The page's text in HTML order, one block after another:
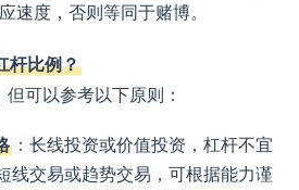
速度，否则等同于赌博。
杆比例？
可以参考以下原则：
：长线投资或价值投资，杠杆不宜
线交易或趋势交易，可根据能力谨